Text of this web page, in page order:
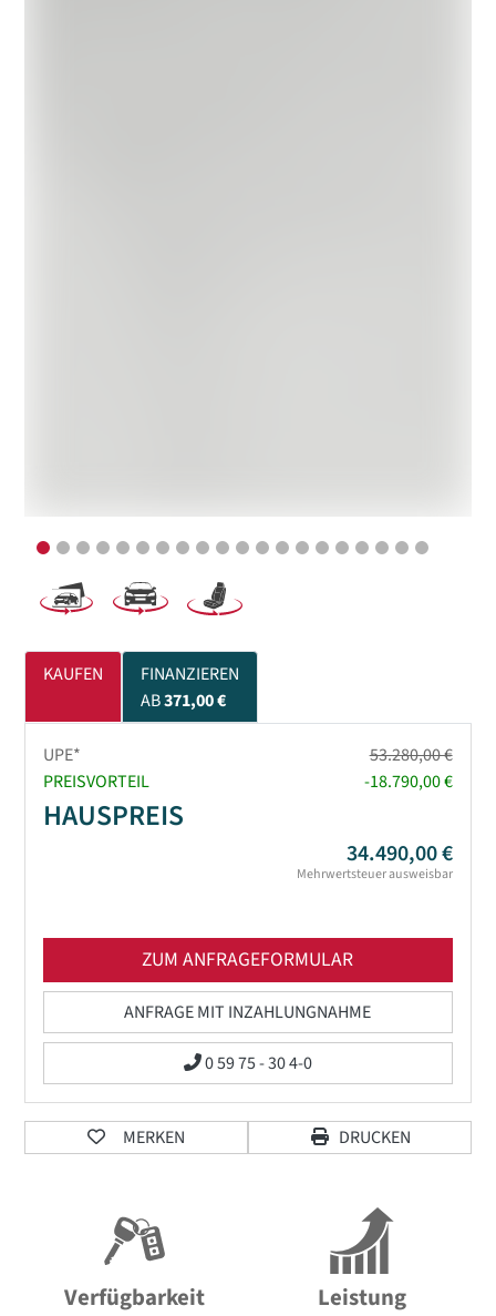
KAUFEN
FINANZIEREN
AB371,00 €
UPE*
53.280,00 €
PREISVORTEIL
-18.790,00 €
HAUSPREIS
34.490,00 €
Mehrwertsteuer ausweisbar
ZUM ANFRAGEFORMULAR
ANFRAGE MIT INZAHLUNGNAHME
0 59 75 - 30 4-0
MERKEN DRUCKEN
Verfügbarkeit Leistung